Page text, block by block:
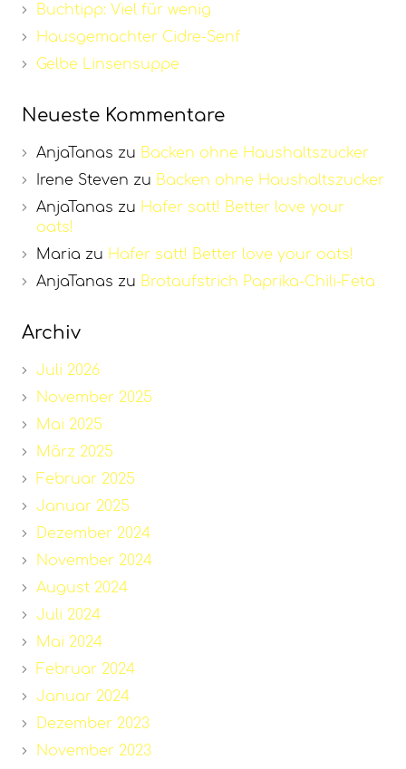
Buchtipp: Viel für wenig
Hausgemachter Cidre-Senf
Gelbe Linsensuppe
Neueste Kommentare
AnjaTanas zu Backen ohne Haushaltszucker
Irene Steven zu Backen ohne Haushaltszucker
AnjaTanas zu Hafer satt! Better love your
oats!
Maria zu Hafer satt! Better love your oats!
AnjaTanas zu Brotaufstrich Paprika-Chili-Feta
Archiv
Juli 2026
November 2025
Mai 2025
März 2025
Februar 2025
Januar 2025
Dezember 2024
November 2024
August 2024
Juli 2024
Mai 2024
Februar 2024
Januar 2024
Dezember 2023
November 2023